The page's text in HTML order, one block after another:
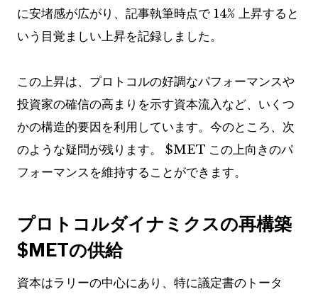
に安堵感が広がり、記事執筆時点で 14% 上昇すると
いう目覚ましい上昇を記録しました。
この上昇は、プロトコルの好調なパフォーマンスや
投資家の確信の高まりを示す資本流入など、いくつ
かの構造的要因を利用しています。今のところ、次
のような疑問が残ります。 $MET この上向きのパ
フォーマンスを維持することができます。
プロトコルダイナミクスの再構築
$METの供給
資本はラリーの中心にあり、特に議定書のトータ